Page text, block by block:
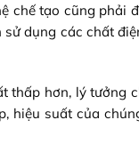
chế tạo cũng phải
dụng các chất
thấp hơn, lý tưởng
hiệu suất của